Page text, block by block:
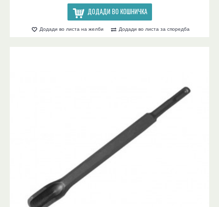
ДОДАДИ ВО КОШНИЧКА
Додади во листа на желби Додади во листа за споредба